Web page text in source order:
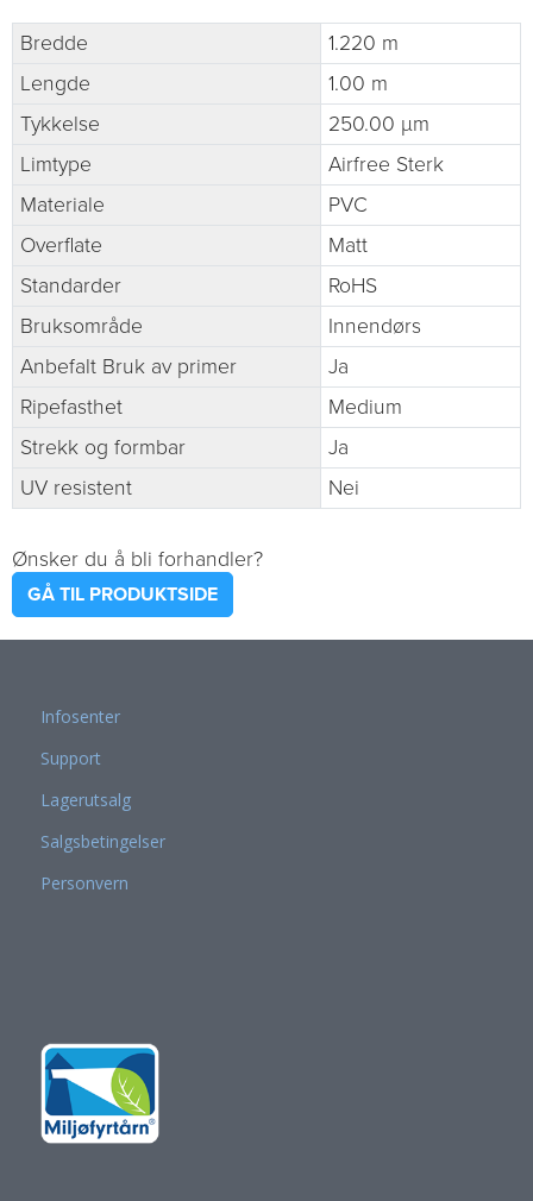
Bredde
1.220 m
Lengde
1.00 m
Tykkelse
250.00 µm
Limtype
Airfree Sterk
Materiale
PVC
Overflate
Matt
Standarder
RoHS
Bruksområde
Innendørs
Anbefalt Bruk av primer
Ja
Ripefasthet
Medium
Strekk og formbar
Ja
UV resistent
Nei
Ønsker du å bli forhandler?
GÅ TIL PRODUKTSIDE
Infosenter
Support
Lagerutsalg
Salgsbetingelser
Personvern